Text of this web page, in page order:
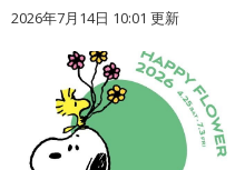
2026年7月14日 10:01 更新